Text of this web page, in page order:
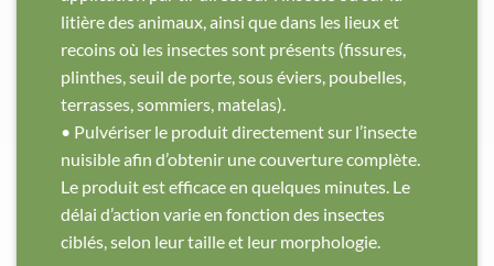
litière des animaux, ainsi que dans les lieux et
recoins où les insectes sont présents (fissures,
plinthes, seuil de porte, sous éviers, poubelles,
terrasses, sommiers, matelas).
• Pulvériser le produit directement sur l’insecte
nuisible afin d’obtenir une couverture complète.
Le produit est efficace en quelques minutes. Le
délai d’action varie en fonction des insectes
ciblés, selon leur taille et leur morphologie.